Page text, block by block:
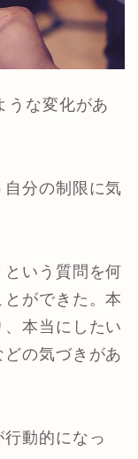
うな変化があ
自分の制限に気
という質問を何
ができた。本
本当にしたい
の気づきがあ
行動的になっ